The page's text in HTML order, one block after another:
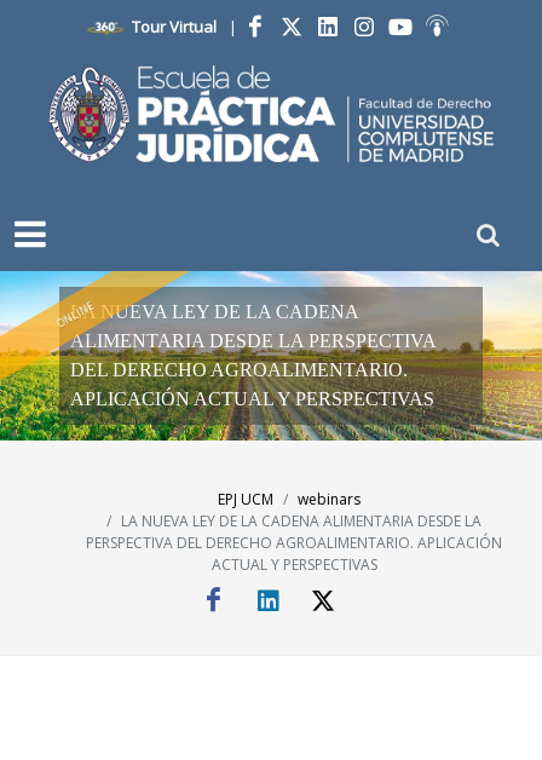
Tour Virtual |
Facebook
ONLINE
LA NUEVA LEY DE LA CADENA
ALIMENTARIA DESDE LA PERSPECTIVA
DEL DERECHO AGROALIMENTARIO.
APLICACIÓN ACTUAL Y PERSPECTIVAS
EPJ UCM
webinars
LA NUEVA LEY DE LA CADENA ALIMENTARIA DESDE LA
PERSPECTIVA DEL DERECHO AGROALIMENTARIO. APLICACIÓN
ACTUAL Y PERSPECTIVAS